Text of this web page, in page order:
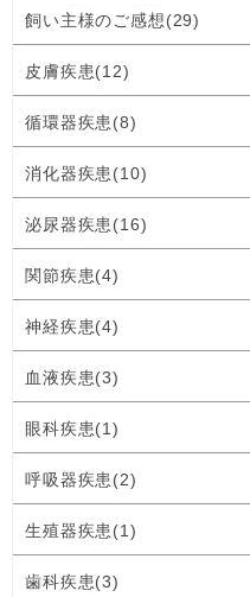
飼い主様のご感想(29)
皮膚疾患(12)
循環器疾患(8)
消化器疾患(10)
泌尿器疾患(16)
関節疾患(4)
神経疾患(4)
血液疾患(3)
眼科疾患(1)
呼吸器疾患(2)
生殖器疾患(1)
歯科疾患(3)